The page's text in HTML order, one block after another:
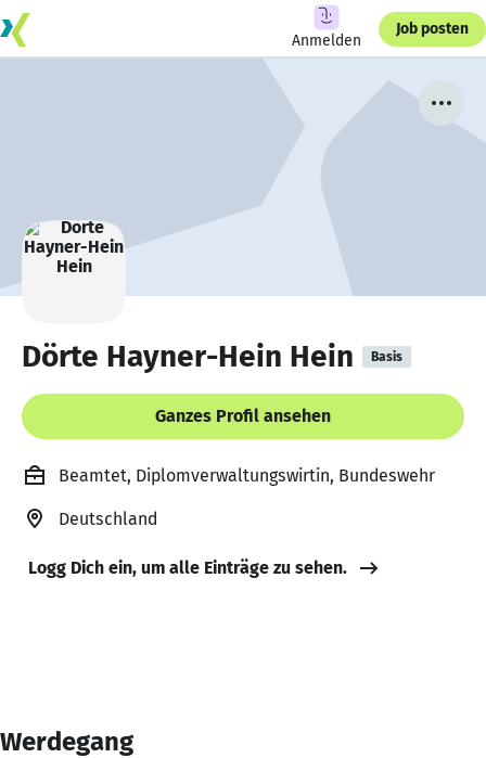
Anmelden
Job posten
Dörte Hayner-Hein Hein Basis
Ganzes Profil ansehen
Beamtet, Diplomverwaltungswirtin, Bundeswehr
Deutschland
Logg Dich ein, um alle Einträge zu sehen.
Werdegang